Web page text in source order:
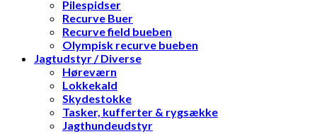
Pilespidser
Recurve Buer
Recurve field bueben
Olympisk recurve bueben
Jagtudstyr / Diverse
Høreværn
Lokkekald
Skydestokke
Tasker, kufferter & rygsække
Jagthundeudstyr